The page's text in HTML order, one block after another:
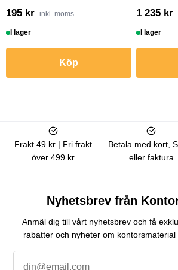
195 kr inkl. moms
I lager
Köp
1 235 kr
I lager
Frakt 49 kr | Fri frakt
över 499 kr
Betala med kort,
eller faktura
Nyhetsbrev från
Anmäl dig till vårt nyhetsbrev och få
rabatter och nyheter om kontorsmaterial